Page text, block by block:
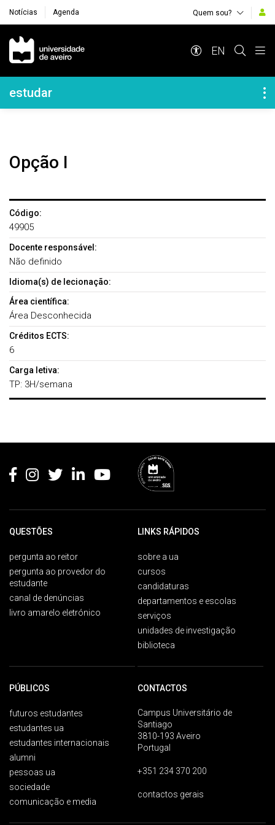
Notícias Agenda Quem sou?
Navegação Principal
EN
Navegação Lateral
estudar
Opção I
Código:
49905
Docente responsável:
Não definido
Idioma(s) de lecionação:
Área científica:
Área Desconhecida
Créditos ECTS:
6
Carga letiva:
TP: 3H/semana
QUESTÕES
pergunta ao reitor
pergunta ao provedor do
estudante
canal de denúncias
livro amarelo eletrónico
LINKS RÁPIDOS
sobre a ua
cursos
candidaturas
departamentos e escolas
serviços
unidades de investigação
biblioteca
PÚBLICOS
futuros estudantes
estudantes ua
estudantes internacionais
alumni
pessoas ua
sociedade
comunicação e media
CONTACTOS
Campus Universitário de
Santiago
3810-193 Aveiro
Portugal
+351 234 370 200
contactos gerais